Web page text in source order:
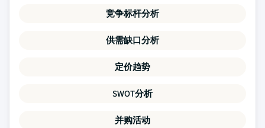
竞争标杆分析
供需缺口分析
定价趋势
SWOT分析
并购活动